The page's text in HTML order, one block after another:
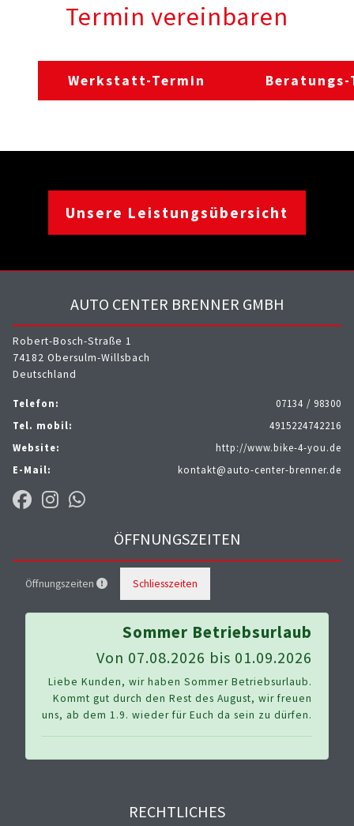
Termin vereinbaren
Werkstatt-Termin
Unsere Leistungsübersicht
AUTO CENTER BRENNER GMBH
Robert-Bosch-Straße 1
74182 Obersulm-Willsbach
Deutschland
Telefon:
07134 / 98300
Tel. mobil:
4915224742216
Website:
http://www.bike-4-you.de
E-Mail:
kontakt@auto-center-brenner.de
ÖFFNUNGSZEITEN
Öffnungszeiten Schliesszeiten
Sommer Betriebsurlaub
Von 07.08.2026 bis 01.09.2026
Liebe Kunden, wir haben Sommer Betriebsurlaub.
Kommt gut durch den Rest des August, wir freuen
uns, ab dem 1.9. wieder für Euch da sein zu dürfen.
RECHTLICHES